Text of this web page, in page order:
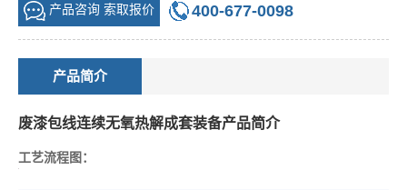
产品咨询 索取报价 400-677-0098
产品简介
废漆包线连续无氧热解成套装备产品简介
工艺流程图：